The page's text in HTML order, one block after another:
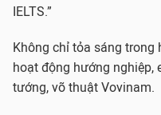
IELTS.”
Không chỉ tỏa sáng
hoạt động hướng nghiệp,
tướng, võ thuật Vovinam.